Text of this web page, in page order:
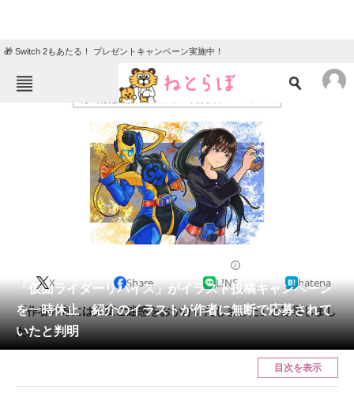
🎁 Switch 2もあたる！ プレゼントキャンペーン実施中！
ねとらぼメニュー
ニュース
クイズ
地域
教育・育児
会員記事
メディア
注目記事を集めた総合ページ
ITの今と未来を見通す
「仮面ライダーリバイス」がイラスト投稿キャンペーン
を一時休止 紹介のイラストが作者に無断で応募されて
いたと判明
X Share LINE hatena
「作者の方には大変ご迷惑をおかけいたしました」と謝罪しまし
た。
目次を表示